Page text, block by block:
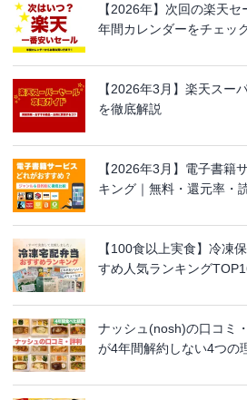
【2026年】次回の楽天
年間カレンダーをチェッ
【2026年3月】楽天スー
を徹底解説
【2026年3月】電子書籍
キング｜無料・還元率・
【100食以上実食】冷凍
すめ人気ランキング
ナッシュ(nosh)の口コミ
が4年間解約しない4つの